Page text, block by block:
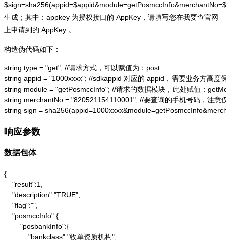
生成；其中：appkey 为授权接口的 AppKey，请填写您在我要查官网
上申请到的 AppKey 。
构造伪代码如下：
string type = "get"; //请求方式，可以赋值为：post
string appid = "1000xxxx"; //sdkappid 对应的 appid，需要业务方高度
string module = "getPosmccInfo"; //请求的数据模块，此处赋值：
string merchantNo = "820521154110001"; //要查询的手机号码，注意
string sign =
响应参数
数据包体
{
    "result":1,
    "description":"TRUE",
    "flag":"",
    "posmccInfo":{
        "posbankInfo":{
            "bankclass":"收单资质机构",